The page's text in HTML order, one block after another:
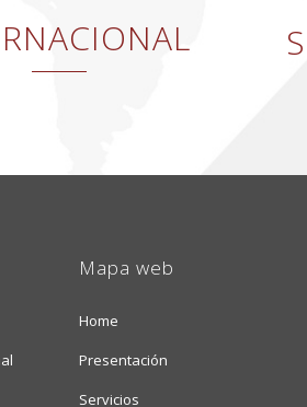
Mapa web
Home
Presentación
Servicios